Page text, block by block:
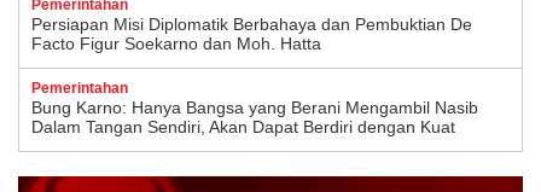
Pemerintahan
Persiapan Misi Diplomatik Berbahaya dan Pembuktian De
Facto Figur Soekarno dan Moh. Hatta
Pemerintahan
Bung Karno: Hanya Bangsa yang Berani Mengambil Nasib
Dalam Tangan Sendiri, Akan Dapat Berdiri dengan Kuat